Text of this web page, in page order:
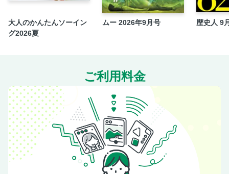
＜Part 2＞備えあれば憂いなし！終の住処の整え方
病院や高齢者施設は本当に安心できる場所？「最期までマイ
ホームで」はわがままじゃない！
転ばない家を目指そう 骨折をして寝たきりになったら「在
宅死」どころではない！
状況に合わせてリフォームしよう 終の住処の最重要ポイン
トは自力で行けるトイレづくり
大きな危険は事前に回避 お風呂は広くなくてＯＫ！ 段差
と寒さに注意！
一生住むために見直したい 高齢になっても快適な家は安全
性と断熱性が高い
補助金はうまく活用しよう 介護保険制度を利用した住宅改
大人のかんたんソーイン
グ2026夏
ムー 2026年9月号 歴史人 9
ご利用料金